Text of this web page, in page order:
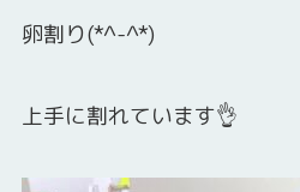
卵割り(*^-^*)
上手に割れています👌